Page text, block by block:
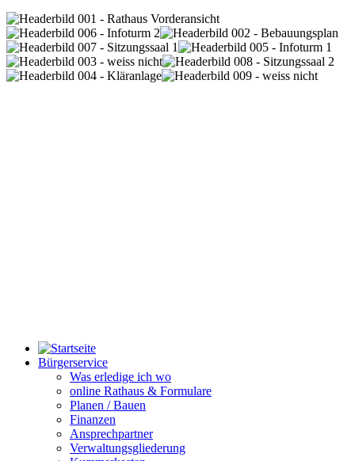
Bürgerservice
Was erledige ich wo
online Rathaus & Formulare
Planen / Bauen
Finanzen
Ansprechpartner
Verwaltungsgliederung